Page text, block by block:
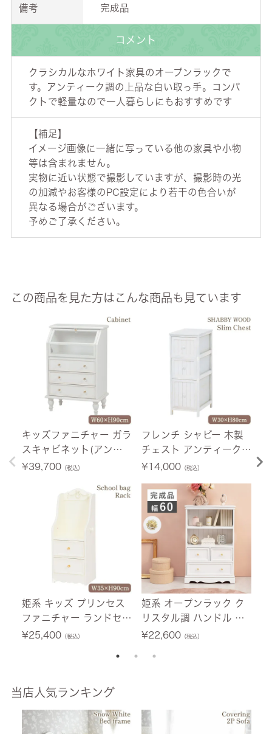
備考 完成品
コメント
クラシカルなホワイト家具のオープンラックで
す。アンティーク調の上品な白い取っ手。コンパ
クトで軽量なので一人暮らしにもおすすめです
【補足】
イメージ画像に一緒に写っている他の家具や小物
等は含まれません。
実物に近い状態で撮影していますが、撮影時の光
の加減やお客様のPC設定により若干の色合いが
異なる場合がございます。
予めご了承ください。
この商品を見た方はこんな商品も見ています
キッズファニチャー ガラ
スキャビネット(アンテ
ィークホワイト) 【送料
¥39,700（税込）
姫系 キッズ プリンセス
ファニチャー ランドセル
ラック(ホワイト)幅35c
¥25,400（税込）
フレンチ シャビー 木製
チェスト アンティークホ
ワイト 3段 幅30cm 【送
¥14,000（税込）
姫系 オープンラック ク
リスタル調 ハンドル ホ
ワイト 幅60cm 【送料無
¥22,600（税込）
¥
当店人気ランキング